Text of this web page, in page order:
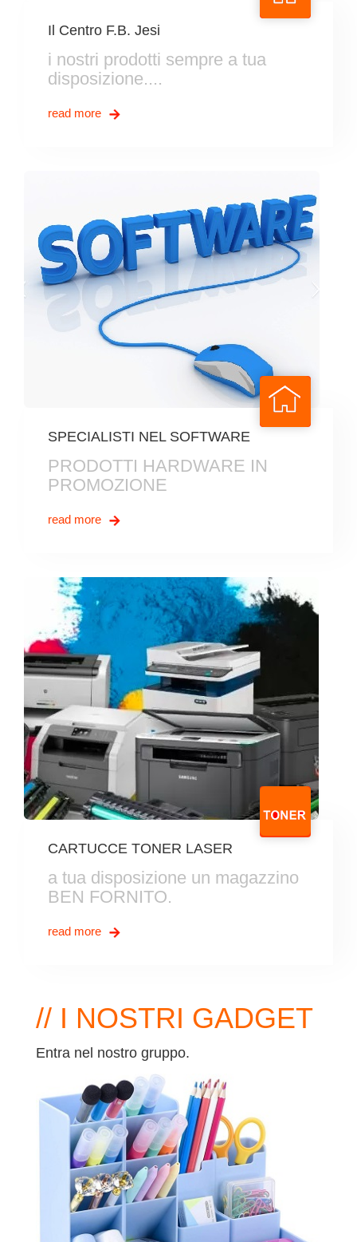
Il Centro F.B. Jesi
i nostri prodotti sempre a tua
disposizione....
read more
SPECIALISTI NEL SOFTWARE
PRODOTTI HARDWARE IN
PROMOZIONE
read more
CARTUCCE TONER LASER
a tua disposizione un magazzino
BEN FORNITO.
read more
// I NOSTRI GADGET
Entra nel nostro gruppo.